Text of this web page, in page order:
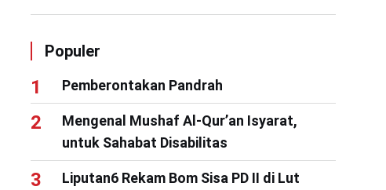
Populer
Pemberontakan Pandrah
Mengenal Mushaf Al-Qur’an Isyarat,
untuk Sahabat Disabilitas
Liputan6 Rekam Bom Sisa PD II di Lut